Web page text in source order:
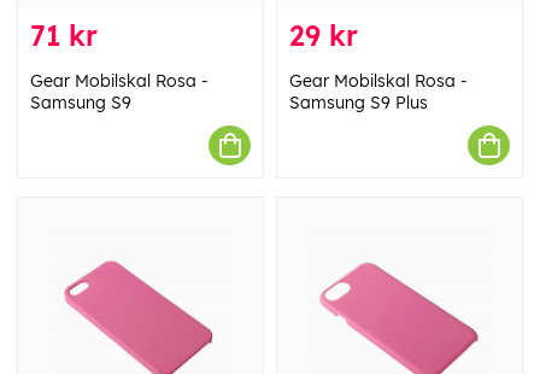
71 kr
Gear Mobilskal Rosa -
Samsung S9
29 kr
Gear Mobilskal Rosa -
Samsung S9 Plus